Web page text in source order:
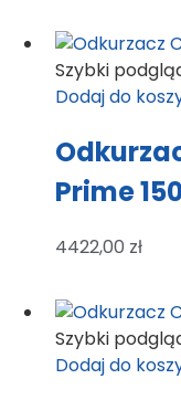
Szybki
Dodaj do
Prime
4422,00 zł
Szybki
Dodaj do